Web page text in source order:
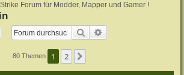
Forum für Modder, Mapper und Gamer !
Suche
80 Themen 1 2